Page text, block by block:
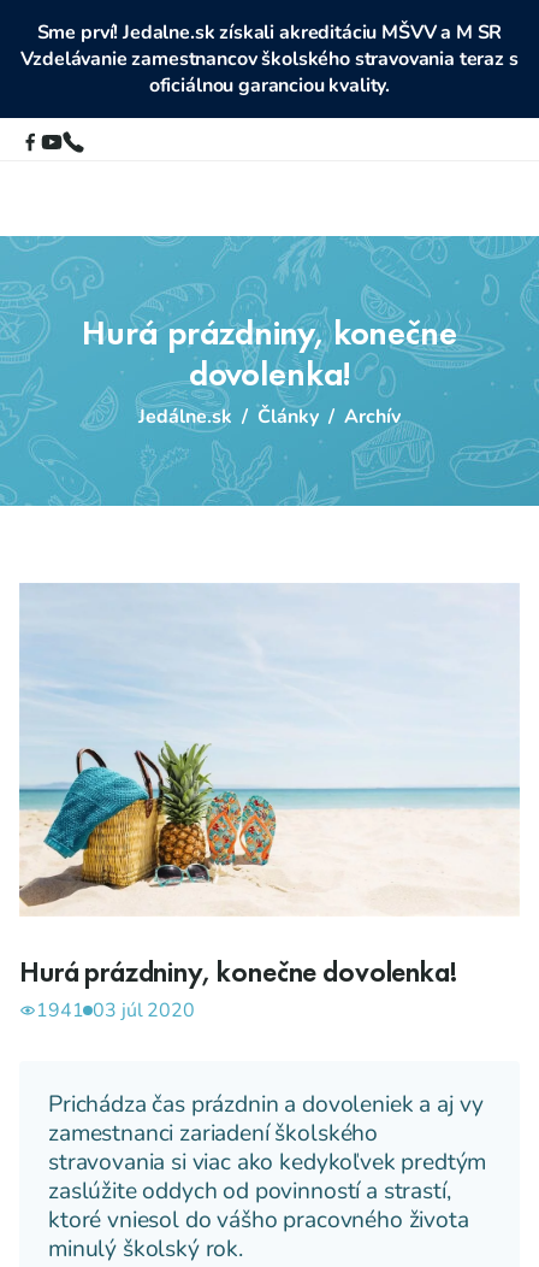
Sme prví! Jedalne.sk získali akreditáciu MŠVV a M SR
Vzdelávanie zamestnancov školského stravovania teraz s
oficiálnou garanciou kvality.
Hurá prázdniny, konečne
dovolenka!
Jedálne.sk / Články / Archív
Hurá prázdniny, konečne dovolenka!
1941 03 júl 2020
Prichádza čas prázdnin a dovoleniek a aj vy
zamestnanci zariadení školského
stravovania si viac ako kedykoľvek predtým
zaslúžite oddych od povinností a strastí,
ktoré vniesol do vášho pracovného života
minulý školský rok.